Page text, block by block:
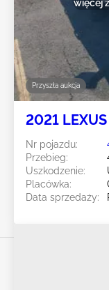
Przyszła aukcja
więcej
2021
Nr pojazdu:
Przebieg:
Uszkodzenie:
Placówka:
Data sprzedaży: